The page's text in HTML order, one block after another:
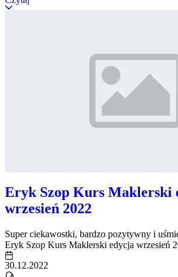
Eryk Szop Kurs Maklerski
wrzesień 2022
Super ciekawostki, bardzo pozytywny i
Eryk Szop Kurs Maklerski edycja wrzesień
30.12.2022